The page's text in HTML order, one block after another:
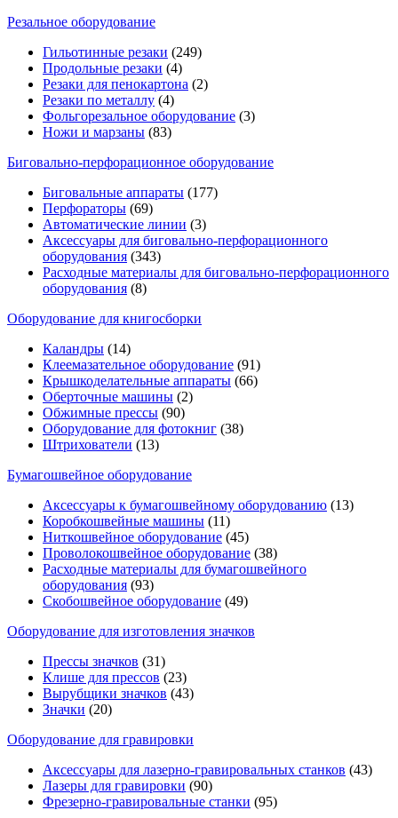
Резальное оборудование
Гильотинные резаки (249)
Продольные резаки (4)
Резаки для пенокартона (2)
Резаки по металлу (4)
Фольгорезальное оборудование (3)
Ножи и марзаны (83)
Биговально-перфорационное оборудование
Биговальные аппараты (177)
Перфораторы (69)
Автоматические линии (3)
Аксессуары для биговально-перфорационного
оборудования (343)
Расходные материалы для биговально-перфорационного
оборудования (8)
Оборудование для книгосборки
Каландры (14)
Клеемазательное оборудование (91)
Крышкоделательные аппараты (66)
Оберточные машины (2)
Обжимные прессы (90)
Оборудование для фотокниг (38)
Штрихователи (13)
Бумагошвейное оборудование
Аксессуары к бумагошвейному оборудованию (13)
Коробкошвейные машины (11)
Ниткошвейное оборудование (45)
Проволокошвейное оборудование (38)
Расходные материалы для бумагошвейного
оборудования (93)
Скобошвейное оборудование (49)
Оборудование для изготовления значков
Прессы значков (31)
Клише для прессов (23)
Вырубщики значков (43)
Значки (20)
Оборудование для гравировки
Аксессуары для лазерно-гравировальных станков (43)
Лазеры для гравировки (90)
Фрезерно-гравировальные станки (95)